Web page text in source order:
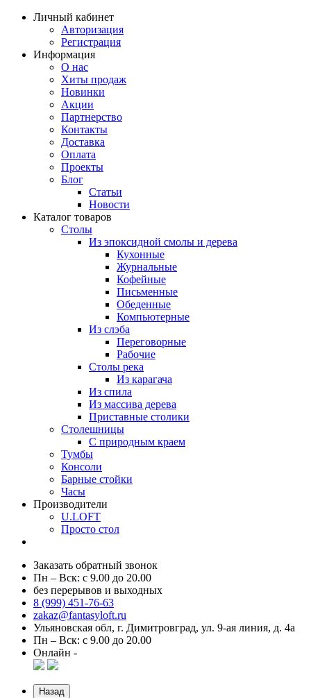
Личный кабинет
Авторизация
Регистрация
Информация
О нас
Хиты продаж
Новинки
Акции
Партнерство
Контакты
Доставка
Оплата
Проекты
Блог
Статьи
Новости
Каталог товаров
Столы
Из эпоксидной смолы и дерева
Кухонные
Журнальные
Кофейные
Письменные
Обеденные
Компьютерные
Из слэба
Переговорные
Рабочие
Столы река
Из карагача
Из спила
Из массива дерева
Приставные столики
Столешницы
С природным краем
Тумбы
Консоли
Барные стойки
Часы
Производители
U.LOFT
Просто стол
Заказать обратный звонок
Пн – Вск: с 9.00 до 20.00
без перерывов и выходных
8 (999) 451-76-63
zakaz@fantasyloft.ru
Ульяновская обл, г. Димитровград, ул. 9-ая линия, д. 4а
Пн – Вск: с 9.00 до 20.00
Онлайн -
Назад